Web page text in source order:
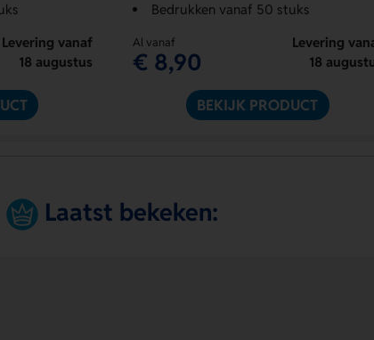
Levering vanaf
18 augustus
Bedrukken vanaf 50 stuks
Al vanaf
€ 8,90
Levering
18
BEKIJK PRODUCT
Laatst bekeken: